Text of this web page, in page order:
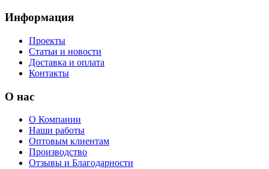
Информация
Проекты
Статьи и новости
Доставка и оплата
Контакты
О нас
О Компании
Наши работы
Оптовым клиентам
Производство
Отзывы и Благодарности